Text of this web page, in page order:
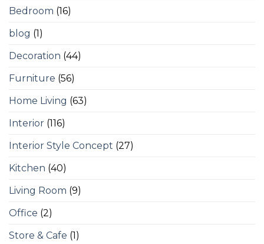
Bedroom (16)
blog (1)
Decoration (44)
Furniture (56)
Home Living (63)
Interior (116)
Interior Style Concept (27)
Kitchen (40)
Living Room (9)
Office (2)
Store & Cafe (1)